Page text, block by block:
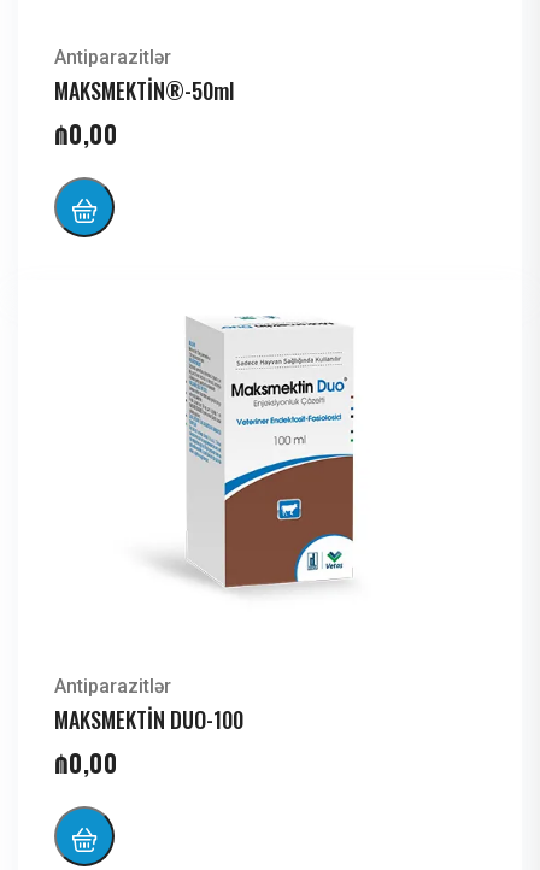
Antiparazitlər
MAKSMEKTİN®-50ml
₼0,00
Antiparazitlər
MAKSMEKTİN DUO-100
₼0,00